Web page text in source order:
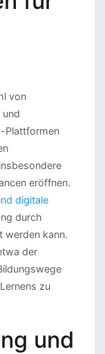
von
Plattformen
eröffnen.
digitale
durch
werden kann.
der
zu
und